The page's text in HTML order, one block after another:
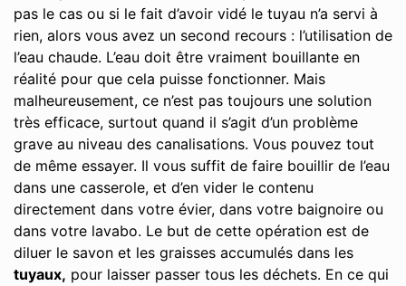
pas le cas ou si le fait d’avoir vidé le tuyau n’a servi à
rien, alors vous avez un second recours : l’utilisation de
l’eau chaude. L’eau doit être vraiment bouillante en
réalité pour que cela puisse fonctionner. Mais
malheureusement, ce n’est pas toujours une solution
très efficace, surtout quand il s’agit d’un problème
grave au niveau des canalisations. Vous pouvez tout
de même essayer. Il vous suffit de faire bouillir de l’eau
dans une casserole, et d’en vider le contenu
directement dans votre évier, dans votre baignoire ou
dans votre lavabo. Le but de cette opération est de
diluer le savon et les graisses accumulés dans les
tuyaux, pour laisser passer tous les déchets. En ce qui